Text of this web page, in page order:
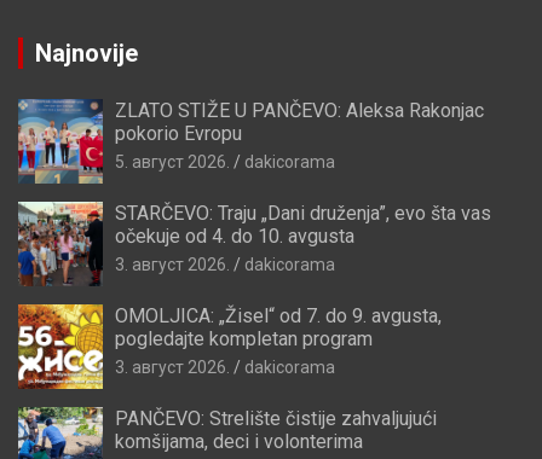
Najnovije
ZLATO STIŽE U PANČEVO: Aleksa Rakonjac
pokorio Evropu
5. август 2026. dakicorama
STARČEVO: Traju „Dani druženja”, evo šta vas
očekuje od 4. do 10. avgusta
3. август 2026. dakicorama
OMOLJICA: „Žisel“ od 7. do 9. avgusta,
pogledajte kompletan program
3. август 2026. dakicorama
PANČEVO: Strelište čistije zahvaljujući
komšijama, deci i volonterima